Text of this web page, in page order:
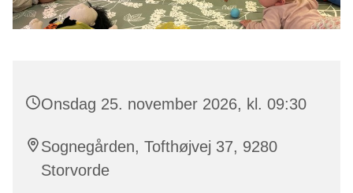
Onsdag 25. november 2026, kl. 09:30
Sognegården, Tofthøjvej 37, 9280
Storvorde